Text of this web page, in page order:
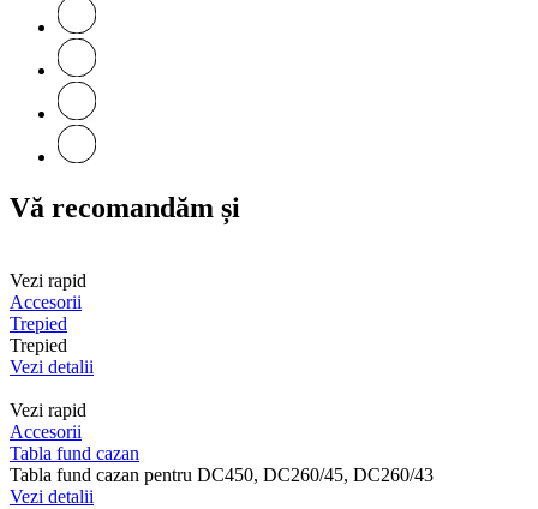
Vă recomandăm și
Vezi rapid
Accesorii
Trepied
Trepied
Vezi detalii
Vezi rapid
Accesorii
Tabla fund cazan
Tabla fund cazan pentru DC450, DC260/45, DC260/43
Vezi detalii